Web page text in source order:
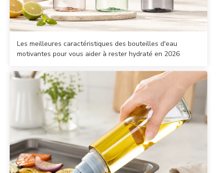
Les meilleures caractéristiques des bouteilles d'eau
motivantes pour vous aider à rester hydraté en 2026